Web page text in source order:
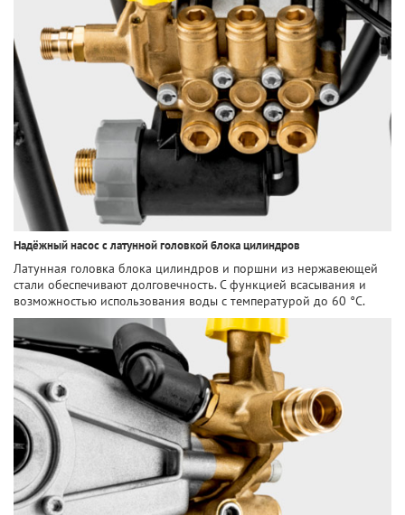
Надёжный насос с латунной головкой блока цилиндров
Латунная головка блока цилиндров и поршни из нержавеющей
стали обеспечивают долговечность. С функцией всасывания и
возможностью использования воды с температурой до 60 °C.